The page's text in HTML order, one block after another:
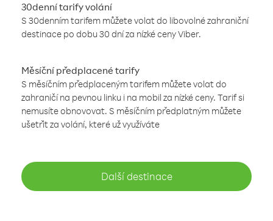
30denní tarify volání
S 30denním tarifem můžete volat do libovolné zahraniční
destinace po dobu 30 dní za nízké ceny Viber.
Měsíční předplacené tarify
S měsíčním předplaceným tarifem můžete volat do
zahraničí na pevnou linku i na mobil za nízké ceny. Tarif si
nemusíte obnovovat. S měsíčním předplatným můžete
ušetřit za volání, které už využíváte
Další destinace